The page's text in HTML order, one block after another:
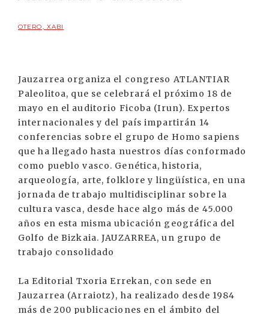
OTERO, XABI
Jauzarrea organiza el congreso ATLANTIAR
Paleolitoa, que se celebrará el próximo 18 de
mayo en el auditorio Ficoba (Irun). Expertos
internacionales y del país impartirán 14
conferencias sobre el grupo de Homo sapiens
que ha llegado hasta nuestros días conformado
como pueblo vasco. Genética, historia,
arqueología, arte, folklore y lingüística, en una
jornada de trabajo multidisciplinar sobre la
cultura vasca, desde hace algo más de 45.000
años en esta misma ubicación geográfica del
Golfo de Bizkaia. JAUZARREA, un grupo de
trabajo consolidado
La Editorial Txoria Errekan, con sede en
Jauzarrea (Arraiotz), ha realizado desde 1984
más de 200 publicaciones en el ámbito del